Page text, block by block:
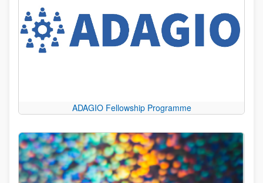
ADAGIO Fellowship Programme